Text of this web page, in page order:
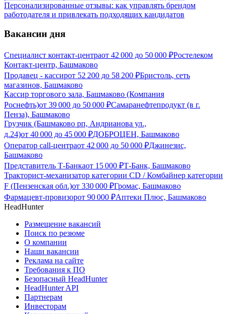
Персонализированные отзывы: как управлять брендом
работодателя и привлекать подходящих кандидатов
Вакансии дня
Специалист контакт-центраот 42 000 до 50 000 ₽Ростелеком
Контакт-центр, Башмаково
Продавец - кассирот 52 200 до 58 200 ₽Бристоль, сеть
магазинов, Башмаково
Кассир торгового зала, Башмаково (Компания
Роснефть)от 39 000 до 50 000 ₽Самаранефтепродукт (в г.
Пенза), Башмаково
Грузчик (Башмаково рп, Андрианова ул.,
д.24)от 40 000 до 45 000 ₽ДОБРОЦЕН, Башмаково
Оператор call-центраот 42 000 до 50 000 ₽Джинезис,
Башмаково
Представитель Т-Банкаот 15 000 ₽Т-Банк, Башмаково
Тракторист-механизатор категории CD / Комбайнер категории
F (Пензенская обл.)от 330 000 ₽Громас, Башмаково
Фармацевт-провизорот 90 000 ₽Аптеки Плюс, Башмаково
HeadHunter
Размещение вакансий
Поиск по резюме
О компании
Наши вакансии
Реклама на сайте
Требования к ПО
Безопасный HeadHunter
HeadHunter API
Партнерам
Инвесторам